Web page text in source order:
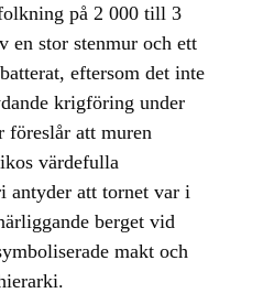
på 2 000 till 3
en stor stenmur och ett
eftersom det inte
krigföring under
föreslår att muren
värdefulla
antyder att tornet var i
berget vid
makt och